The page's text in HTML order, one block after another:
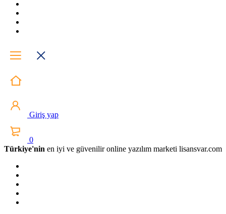
Giriş yap
0
Türkiye'nin en iyi ve güvenilir online yazılım marketi lisansvar.com